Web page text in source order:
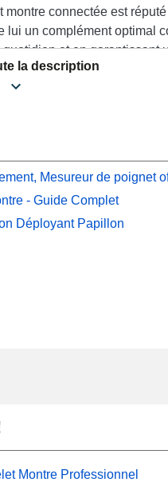
connectée est
lui un complément optimal
et en garantissant
soignée et simplicité
de confort, le coloris noir
pour de nombreux
et beaucoup plus
astucieuse, ce bracelet
sélection diversifiée
la description
Mesureur de poignet
- Guide Complet
Déployant Papillon
Montre Professionnel